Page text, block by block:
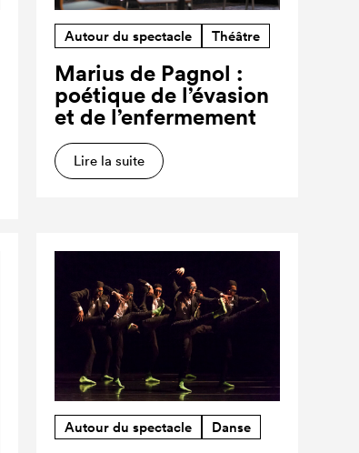
Autour du spectacle Théâtre
Marius de Pagnol :
poétique de l’évasion
et de l’enfermement
Lire la suite
Autour du spectacle Danse